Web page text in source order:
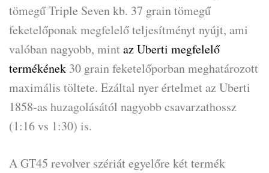
tömegű Triple Seven kb. 37 grain tömegű
feketelőponak megfelelő teljesítményt nyújt, ami
valóban nagyobb, mintaz Uberti megfelelő
termékének 30 grain feketelőporban meghatározott
maximális töltete. Ezáltal nyer értelmet az Uberti
1858-as huzagolásától nagyobb csavarzathossz
(1:16 vs 1:30) is.
A GT45 revolver szériát egyelőre két termék